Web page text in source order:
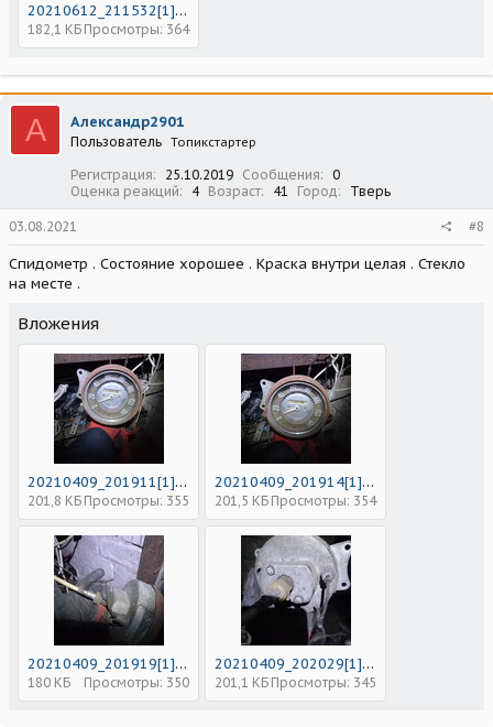
20210612_211532[1].jpg
182,1 КБ Просмотры: 364
А Александр2901
Пользователь Топикстартер
Регистрация 25.10.2019 Сообщения
0
Оценка реакций
4 Возраст 41 Город Тверь
03.08.2021 #8
Спидометр . Состояние хорошее . Краска внутри целая . Стекло
на месте .
Вложения
20210409_201911[1].jpg
201,8 КБ Просмотры: 355
20210409_201914[1].jpg
201,5 КБ Просмотры: 354
20210409_201919[1].jpg
180 КБ Просмотры: 350
20210409_202029[1].jpg
201,1 КБ Просмотры: 345